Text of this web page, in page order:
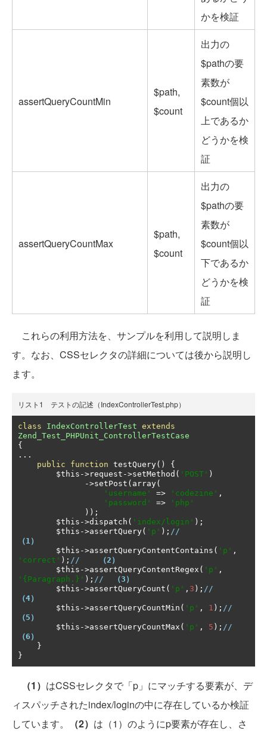
かを検証
assertQueryCountMin
$path,
$count
出力の
$pathの要
素数が
$count個以
上であるか
どうかを検
証
assertQueryCountMax
$path,
$count
出力の
$pathの要
素数が
$count個以
下であるか
どうかを検
証
これらの利用方法を、サンプルを利用して説明しま
す。なお、CSSセレクタの詳細については後から説明し
ます。
リスト1 テストの記述（IndexControllerTest.php）
class IndexControllerTest extends
Zend_Test_PHPUnit_ControllerTestCase
{
...
public
function testQuery()
{
        $this
->request ->setMethod ( 'POST' )
->setPost ( array(
'username'
=> 'codezine' ,
'password'
=>
'php'
));
        $this
->dispatch ( 'index/login' );
        $this
->assertQuery( 'p' );
（1）
        $this
->assertQueryContentContains ( 'p' ,
'correct' ); //
（2）
        $this
->assertQueryContentRegex ( 'p' ,
'{Paragraph.}' ); //
（3）
        $this
->assertQueryCount ( 'p' , 3 );
（4）
        $this
->assertQueryCountMin ( 'p' , 1 );
（5）
        $this
->assertQueryCountMax ( 'p' , 5 );
（6）
}
}
（1） はCSSセレクタで「p」にマッチする要素が、デ
ィスパッチされたindex/loginの中に存在しているか検証
しています。
（2） は（1）のようにp要素が存在し、さ